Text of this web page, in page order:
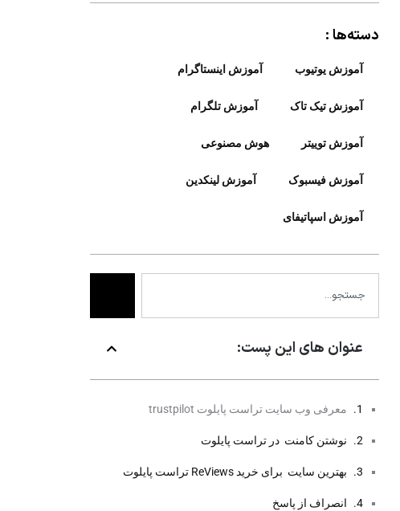
دسته‌ها :
آموزش یوتیوب آموزش اینستاگرام
آموزش تیک تاک آموزش تلگرام
آموزش توییتر هوش مصنوعی
آموزش فیسبوک آموزش لینکدین
آموزش اسپاتیفای
عنوان های این پست:
معرفی وب سایت تراست پایلوت trustpilot
نوشتن کامنت در تراست پایلوت
بهترین سایت برای خرید ReViews تراست پایلوت
انصراف از پاسخ